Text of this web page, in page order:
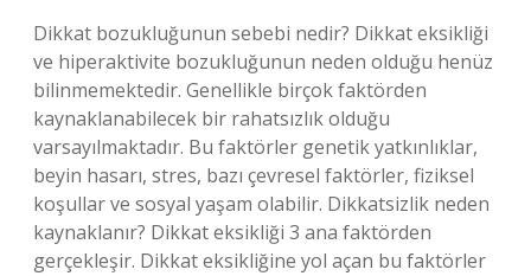
Dikkat bozukluğunun sebebi nedir? Dikkat eksikliği
ve hiperaktivite bozukluğunun neden olduğu henüz
bilinmemektedir. Genellikle birçok faktörden
kaynaklanabilecek bir rahatsızlık olduğu
varsayılmaktadır. Bu faktörler genetik yatkınlıklar,
beyin hasarı, stres, bazı çevresel faktörler, fiziksel
koşullar ve sosyal yaşam olabilir. Dikkatsizlik neden
kaynaklanır? Dikkat eksikliği 3 ana faktörden
gerçekleşir. Dikkat eksikliğine yol açan bu faktörler